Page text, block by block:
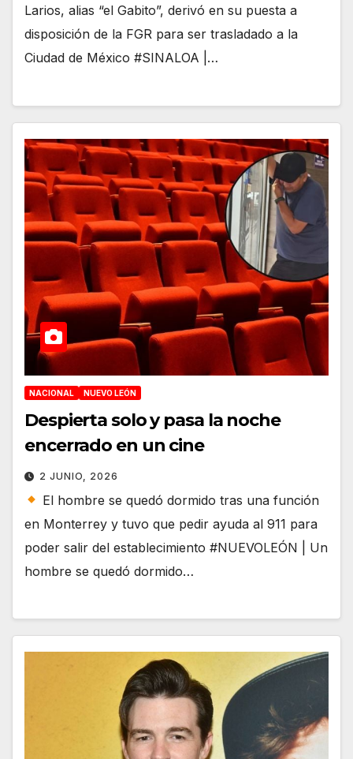
Larios, alias “el Gabito”, derivó en su puesta a
disposición de la FGR para ser trasladado a la
Ciudad de México #SINALOA |…
NACIONAL NUEVO LEÓN
Despierta solo y pasa la noche
encerrado en un cine
2 JUNIO, 2026
El hombre se quedó dormido tras una función
en Monterrey y tuvo que pedir ayuda al 911 para
poder salir del establecimiento #NUEVOLEÓN | Un
hombre se quedó dormido…